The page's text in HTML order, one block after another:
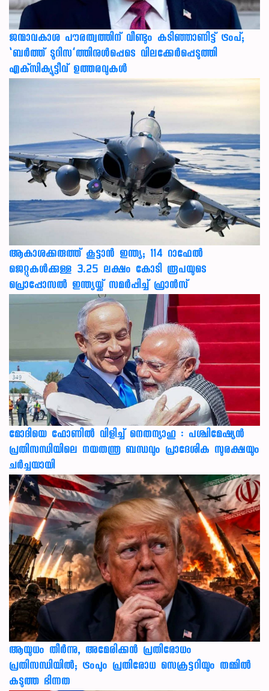
ജന്മാവകാശ പൗരത്വത്തിന് വീണ്ടും കടിഞ്ഞാണിട്ട് ട്രംപ്;
‘ബര്‍ത്ത് ടൂറിസ’ത്തിനുള്‍പ്പെടെ വിലക്കേര്‍പ്പെടുത്തി
എക്‌സിക്യൂട്ടീവ് ഉത്തരവുകള്‍
ആകാശക്കരുത്ത് കൂട്ടാൻ ഇന്ത്യ; 114 റാഫേൽ
ജെറ്റുകൾക്കുള്ള 3.25 ലക്ഷം കോടി രൂപയുടെ
പ്രൊപ്പോസൽ ഇന്ത്യയ്ക്ക് സമർപ്പിച്ച് ഫ്രാൻസ്
മോദിയെ ഫോണിൽ വിളിച്ച് നെതന്യാഹു : പശ്ചിമേഷ്യൻ
പ്രതിസന്ധിയിലെ നയതന്ത്ര ബന്ധവും പ്രാദേശിക സുരക്ഷയും
ചർച്ചയായി
ആയുധം തീർന്നു, അമേരിക്കൻ പ്രതിരോധം
പ്രതിസന്ധിയിൽ; ട്രംപും പ്രതിരോധ സെക്രട്ടറിയും തമ്മിൽ
കടുത്ത ഭിന്നത